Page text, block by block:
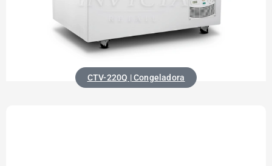
CTV-220Q | Congeladora